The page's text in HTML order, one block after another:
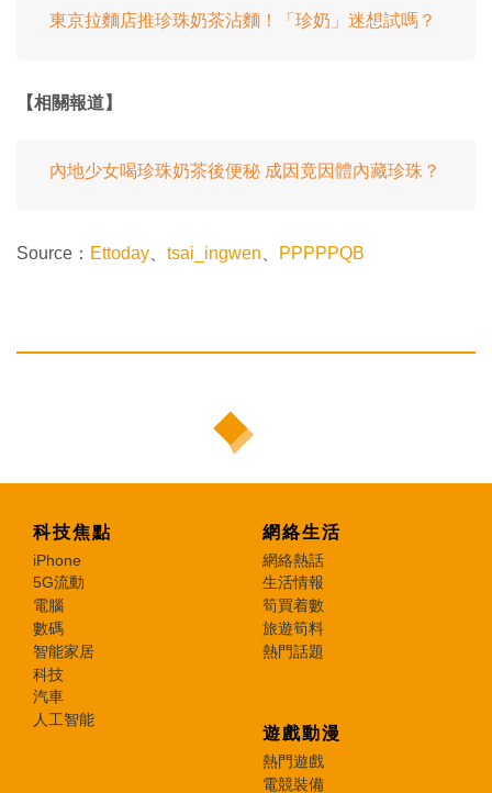
東京拉麵店推珍珠奶茶沾麵！「珍奶」迷想試嗎？
【相關報道】
內地少女喝珍珠奶茶後便秘 成因竟因體內藏珍珠？
Source： Ettoday tsai_ingwen PPPPPQB
科技焦點
iPhone
5G流動
電腦
數碼
智能家居
科技
汽車
人工智能
網絡生活
網絡熱話
生活情報
筍買着數
旅遊筍料
熱門話題
遊戲動漫
熱門遊戲
電競裝備